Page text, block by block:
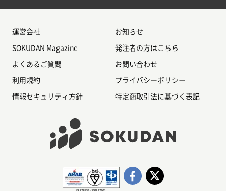
運営会社 お知らせ
SOKUDAN Magazine 発注者の方はこちら
よくあるご質問 お問い合わせ
利用規約 プライバシーポリシー
情報セキュリティ方針 特定商取引法に基づく表記